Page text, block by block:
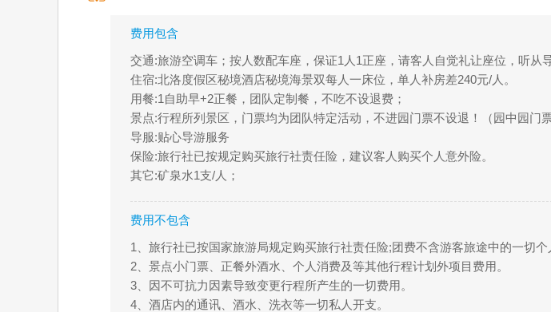
费用包含
交通:旅游空调车；按人数配车座，保证1人1正座，请客人自觉礼让座位，听从
住宿:北洛度假区秘境酒店秘境海景双每人一床位，单人补房差240元/人。
用餐:1自助早+2正餐，团队定制餐，不吃不设退费；
景点:行程所列景区，门票均为团队特定活动，不进园门票不设退！（园中园门
导服:贴心导游服务
保险:旅行社已按规定购买旅行社责任险，建议客人购买个人意外险。
其它:矿泉水1支/人；
费用不包含
1、旅行社已按国家旅游局规定购买旅行社责任险;团费不含游客旅途中的一切
2、景点小门票、正餐外酒水、个人消费及等其他行程计划外项目费用。
3、因不可抗力因素导致变更行程所产生的一切费用。
4、酒店内的通讯、酒水、洗衣等一切私人开支。